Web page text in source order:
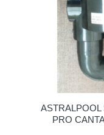
ASTRALPOOL
PRO